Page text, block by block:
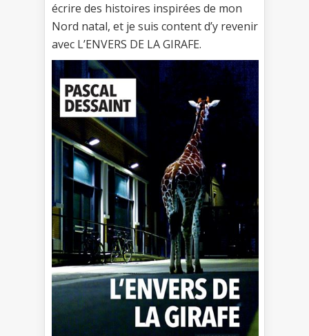
écrire des histoires inspirées de mon
Nord natal, et je suis content d’y revenir
avec L’ENVERS DE LA GIRAFE.